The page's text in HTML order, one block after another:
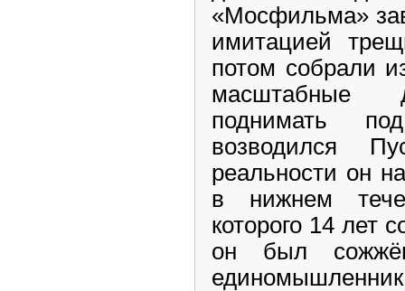
«Мосфильма»
имитацией
потом собрали
масштабные
поднимать
возводился
реальности он
в нижнем
которого 14 лет
он был